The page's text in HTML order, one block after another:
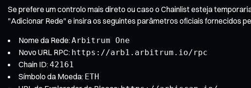
Se prefere um controlo mais direto ou caso o Chainlist esteja
"Adicionar Rede" e insira os seguintes parâmetros oficiais fornecidos
Nome da Rede:Arbitrum One
Novo URL RPC: https://arb1.arbitrum.io/rpc
Chain ID:42161
Símbolo da Moeda: ETH